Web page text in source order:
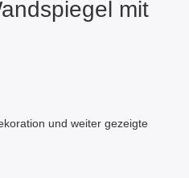
mit
und weiter gezeigte